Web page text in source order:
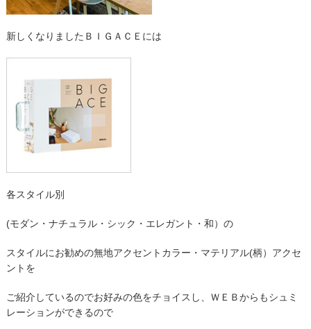
新しくなりましたＢＩＧＡＣＥには
各スタイル別
(モダン・ナチュラル・シック・エレガント・和）の
スタイルにお勧めの無地アクセントカラー・マテリアル(柄）アクセ
ントを
ご紹介しているのでお好みの色をチョイスし、ＷＥＢからもシュミ
レーションができるので